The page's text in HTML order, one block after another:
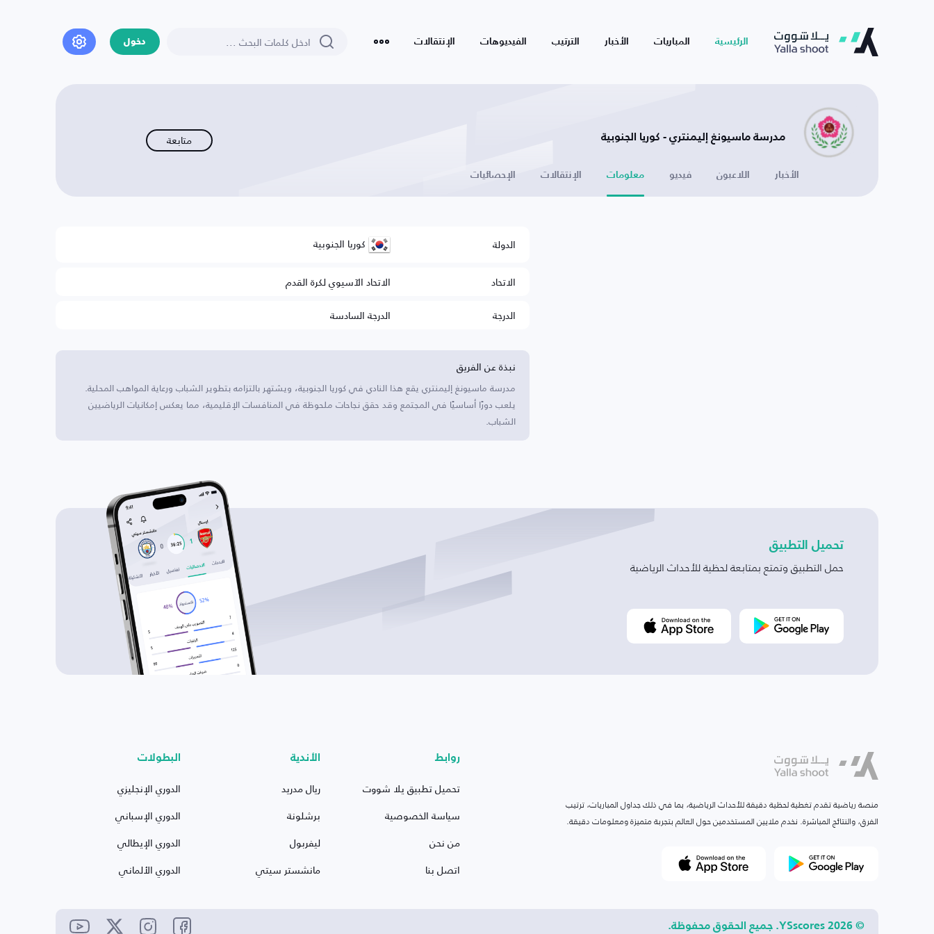
الرئيسية المباريات الأخبار الترتيب الفيديوهات الإنتقالات دخول
مدرسة ماسيونغ إليمنتري - كوريا الجنوبية متابعة
الأخبار اللاعبون فيديو معلومات الإنتقالات الإحصائيات
الدولة كوريا الجنوبية
الاتحاد
الاتحاد الآسيوي لكرة القدم
الدرجة
الدرجة السادسة
نبذة عن الفريق
مدرسة ماسيونغ إليمنتري يقع هذا النادي في كوريا الجنوبية، ويشتهر بالتزامه بتطوير الشباب ورعاية المواهب المحلية.
يلعب دورًا أساسيًا في المجتمع وقد حقق نجاحات ملحوظة في المنافسات الإقليمية، مما يعكس إمكانيات الرياضيين
الشباب.
تحميل التطبيق
حمل التطبيق وتمتع بمتابعة لحظية للأحداث الرياضية
منصة رياضية تقدم تغطية لحظية دقيقة للأحداث الرياضية، بما في ذلك جداول المباريات، ترتيب
الفرق، والنتائج المباشرة. نخدم ملايين المستخدمين حول العالم بتجربة متميزة ومعلومات دقيقة.
روابط
تحميل تطبيق يلا شووت
سياسة الخصوصية
من نحن
اتصل بنا
الأندية
ريال مدريد
برشلونة
ليفربول
مانشستر سيتي
البطولات
الدوري الإنجليزي
الدوري الإسباني
الدوري الإيطالي
الدوري الألماني
© 2026 YSscores. جميع الحقوق محفوظة.